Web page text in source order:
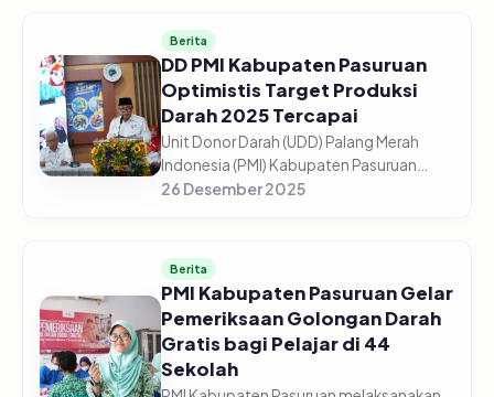
Berita
DD PMI Kabupaten Pasuruan
Optimistis Target Produksi
Darah 2025 Tercapai
Unit Donor Darah (UDD) Palang Merah
Indonesia (PMI) Kabupaten Pasuruan
optimistis target produksi darah tahun
dar...
26 Desember 2025
Berita
PMI Kabupaten Pasuruan Gelar
Pemeriksaan Golongan Darah
Gratis bagi Pelajar di 44
Sekolah